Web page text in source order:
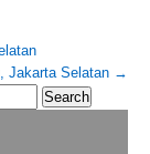
Jakarta Selatan →